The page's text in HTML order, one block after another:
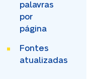
palavras
por
página
Fontes
atualizadas